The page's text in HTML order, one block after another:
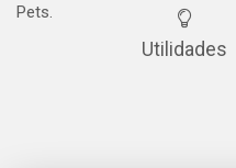
Pets.
Utilidades